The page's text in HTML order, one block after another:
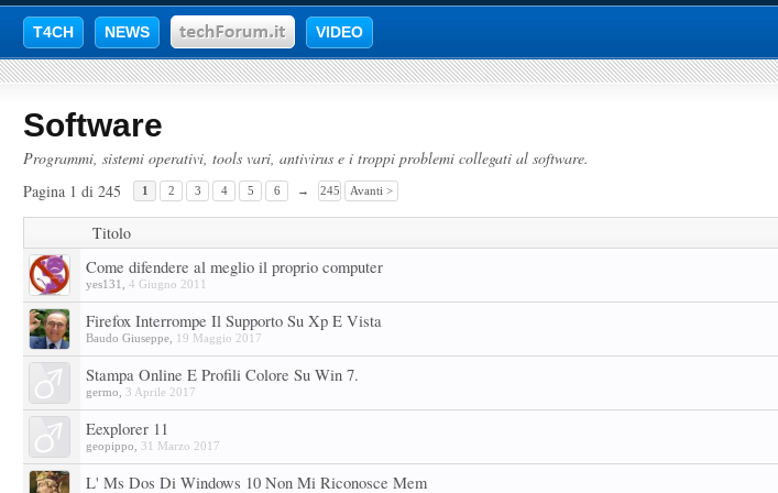
T4CH NEWS VIDEO
Software
Programmi, sistemi operativi, tools vari, antivirus e i troppi problemi collegati al software.
Pagina 1 di 245 1 2 3 4 5 6 → 245 Avanti >
Titolo
Come difendere al meglio il proprio computer
yes131 4 Giugno 2011
Firefox Interrompe Il Supporto Su Xp E Vista
Baudo Giuseppe 19 Maggio 2017
Stampa Online E Profili Colore Su Win 7.
germo 3 Aprile 2017
Eexplorer 11
geopippo 31 Marzo 2017
L' Ms Dos Di Windows 10 Non Mi Riconosce Mem